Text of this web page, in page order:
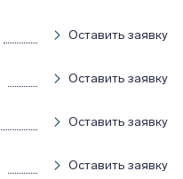
Оставить заявку
Оставить заявку
Оставить заявку
Оставить заявку